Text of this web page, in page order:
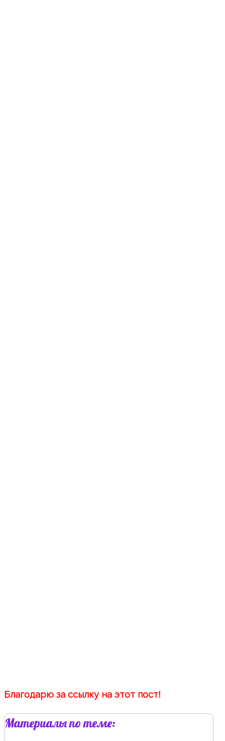
Благодарю за ссылку на этот пост!
Материалы по теме: